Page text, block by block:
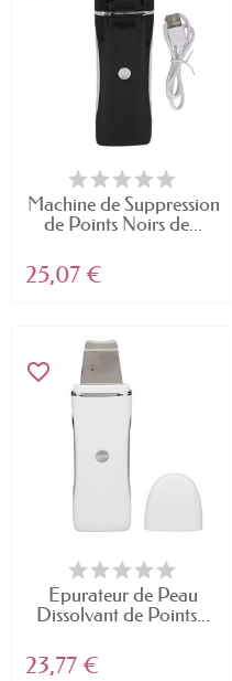
Machine de Suppression
de Points Noirs de...
25,07 €
favorite_border
Épurateur de Peau
Dissolvant de Points...
23,77 €